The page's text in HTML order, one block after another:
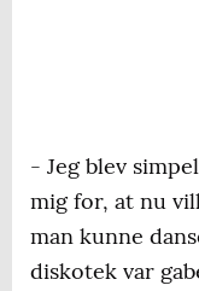
- Jeg blev
mig for, at nu
man kunne
diskotek var